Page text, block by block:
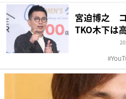
宮迫博之
TKO木下は